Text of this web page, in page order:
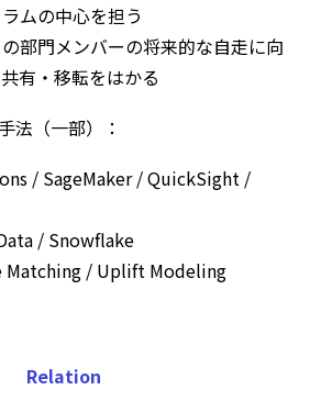
ムの中心を担う
部門メンバーの将来的な自走に向
有・移転をはかる
法（一部）：
/ SageMaker / QuickSight /
/ Snowflake
Matching / Uplift Modeling
Relation